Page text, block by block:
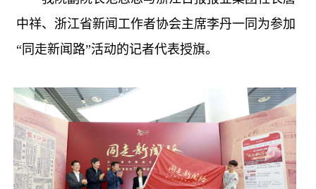
中祥、浙江省新闻工作者协会主席李丹一同为参加
“同走新闻路”活动的记者代表授旗。